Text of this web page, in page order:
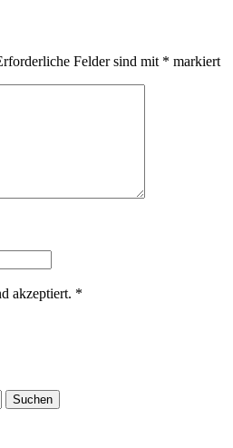
Felder sind mit * markiert
akzeptiert. *